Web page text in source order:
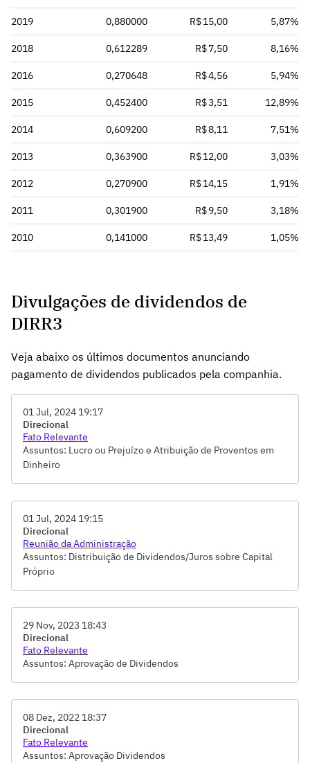
2019 0,880000 R$ 15,00 5,87%
2018 0,612289 R$ 7,50 8,16%
2016 0,270648 R$ 4,56 5,94%
2015 0,452400 R$ 3,51 12,89%
2014 0,609200 R$ 8,11 7,51%
2013 0,363900 R$ 12,00 3,03%
2012 0,270900 R$ 14,15 1,91%
2011 0,301900 R$ 9,50 3,18%
2010 0,141000 R$ 13,49 1,05%
Divulgações de dividendos de
DIRR3
Veja abaixo os últimos documentos anunciando
pagamento de dividendos publicados pela companhia.
01 Jul, 2024 19:17
Direcional
Fato Relevante
Assuntos: Lucro ou Prejuízo e Atribuição de Proventos em
Dinheiro
01 Jul, 2024 19:15
Direcional
Reunião da Administração
Assuntos: Distribuição de Dividendos/Juros sobre Capital
Próprio
29 Nov, 2023 18:43
Direcional
Fato Relevante
Assuntos: Aprovação de Dividendos
08 Dez, 2022 18:37
Direcional
Fato Relevante
Assuntos: Aprovação Dividendos